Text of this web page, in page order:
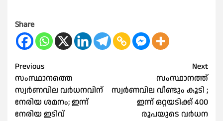
Share
Post
navigation
Previous
സംസ്ഥാനത്തെ
സ്വർണവില വർധനവിന്
നേരിയ ശമനം; ഇന്ന്
നേരിയ ഇടിവ്
Next
സംസ്ഥാനത്ത്
സ്വർണവില വീണ്ടും കൂടി ;
ഇന്ന് ഒറ്റയടിക്ക് 400
രൂപയുടെ വർധന